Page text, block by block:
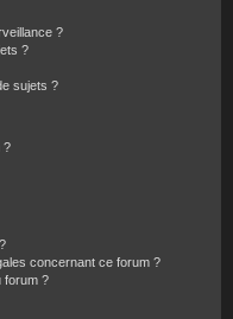
?
?
sujets ?
?
concernant ce forum ?
forum ?